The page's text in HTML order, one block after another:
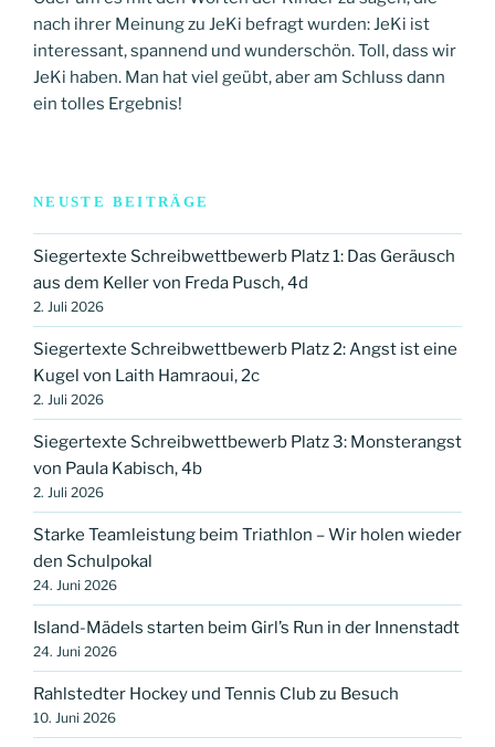
nach ihrer Meinung zu JeKi befragt wurden: JeKi ist
interessant, spannend und wunderschön. Toll, dass wir
JeKi haben. Man hat viel geübt, aber am Schluss dann
ein tolles Ergebnis!
NEUSTE BEITRÄGE
Siegertexte Schreibwettbewerb Platz 1: Das Geräusch
aus dem Keller von Freda Pusch, 4d
2. Juli 2026
Siegertexte Schreibwettbewerb Platz 2: Angst ist eine
Kugel von Laith Hamraoui, 2c
2. Juli 2026
Siegertexte Schreibwettbewerb Platz 3: Monsterangst
von Paula Kabisch, 4b
2. Juli 2026
Starke Teamleistung beim Triathlon – Wir holen wieder
den Schulpokal
24. Juni 2026
Island-Mädels starten beim Girl’s Run in der Innenstadt
24. Juni 2026
Rahlstedter Hockey und Tennis Club zu Besuch
10. Juni 2026